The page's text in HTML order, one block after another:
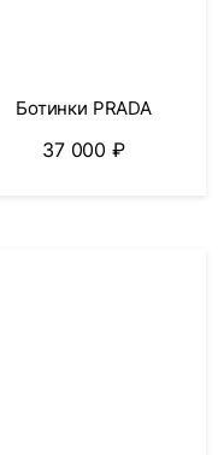
Ботинки PRADA
37 000₽